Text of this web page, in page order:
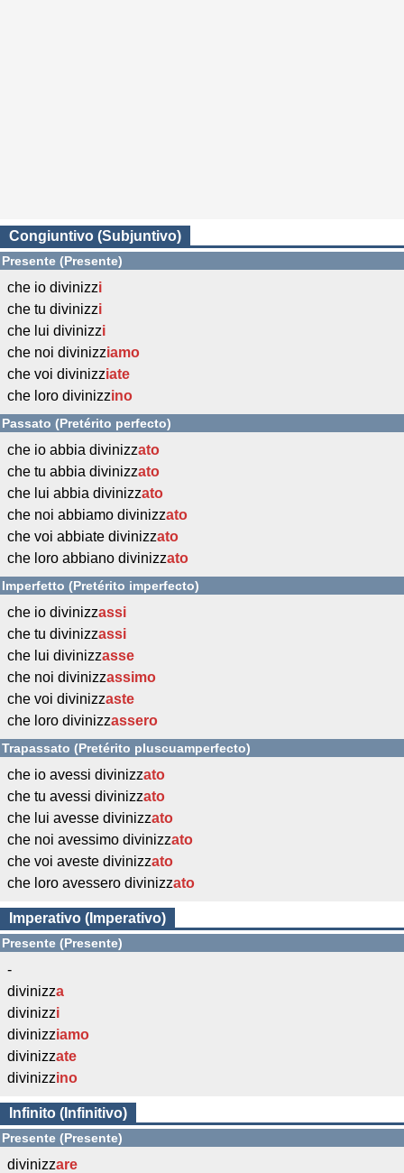
Congiuntivo (Subjuntivo)
Presente (Presente)
che io divinizzi
che tu divinizzi
che lui divinizzi
che noi divinizziamo
che voi divinizziate
che loro divinizzino
Passato (Pretérito perfecto)
che io abbia divinizzato
che tu abbia divinizzato
che lui abbia divinizzato
che noi abbiamo divinizzato
che voi abbiate divinizzato
che loro abbiano divinizzato
Imperfetto (Pretérito imperfecto)
che io divinizzassi
che tu divinizzassi
che lui divinizzasse
che noi divinizzassimo
che voi divinizzaste
che loro divinizzassero
Trapassato (Pretérito pluscuamperfecto)
che io avessi divinizzato
che tu avessi divinizzato
che lui avesse divinizzato
che noi avessimo divinizzato
che voi aveste divinizzato
che loro avessero divinizzato
Imperativo (Imperativo)
Presente (Presente)
-
divinizza
divinizzi
divinizziamo
divinizzate
divinizzino
Infinito (Infinitivo)
Presente (Presente)
divinizzare